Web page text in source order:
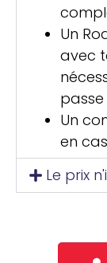
Un
avec
passe
Un
en
Le prix